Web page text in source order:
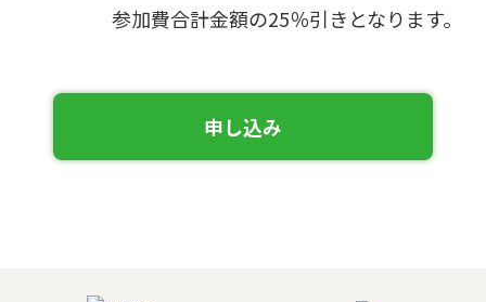
参加費合計金額の25％引きとなります。
申し込み